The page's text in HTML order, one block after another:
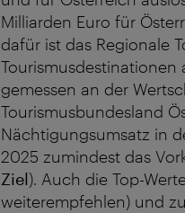
Milliarden Euro für
dafür ist das Regionale
gemessen an der
Tourismusbundesland
Nächtigungsumsatz in
2025 zumindest das
Ziel). Auch die Top-
weiterempfehlen) und